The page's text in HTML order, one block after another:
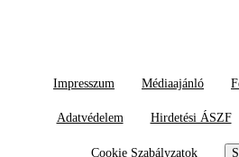
Impresszum Médiaajánló
Adatvédelem Hirdetési ÁSZF
Cookie Szabályzatok